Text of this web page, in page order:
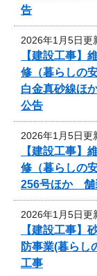
告
2026年1月5日更
【建設工事
修（暮らしの
白金真砂線ほ
公告
2026年1月5日更
【建設工事
修（暮らしの
256号ほか 舗
2026年1月5日更
【建設工事】
防事業(暮ら
工事